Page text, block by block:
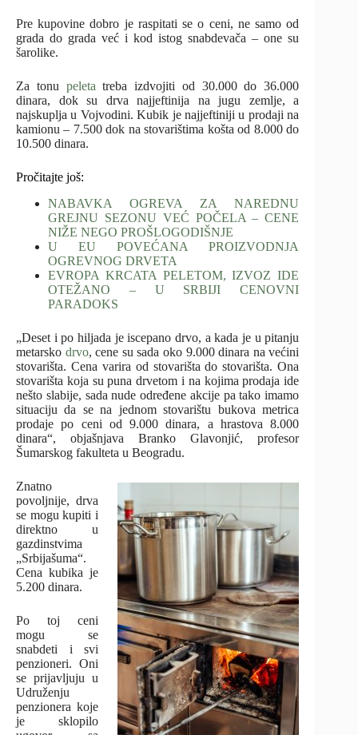
Pre kupovine dobro je raspitati se o ceni, ne samo od
grada do grada već i kod istog snabdevača – one su
šarolike.
Za tonu peleta treba izdvojiti od 30.000 do 36.000
dinara, dok su drva najjeftinija na jugu zemlje, a
najskuplja u Vojvodini. Kubik je najjeftiniji u prodaji na
kamionu – 7.500 dok na stovarištima košta od 8.000 do
10.500 dinara.
Pročitajte još:
NABAVKA OGREVA ZA NAREDNU
GREJNU SEZONU VEĆ POČELA – CENE
NIŽE NEGO PROŠLOGODIŠNJE
U EU POVEĆANA PROIZVODNJA
OGREVNOG DRVETA
EVROPA KRCATA PELETOM, IZVOZ IDE
OTEŽANO – U SRBIJI CENOVNI
PARADOKS
„Deset i po hiljada je iscepano drvo, a kada je u pitanju
metarsko drvo, cene su sada oko 9.000 dinara na većini
stovarišta. Cena varira od stovarišta do stovarišta. Ona
stovarišta koja su puna drvetom i na kojima prodaja ide
nešto slabije, sada nude određene akcije pa tako imamo
situaciju da se na jednom stovarištu bukova metrica
prodaje po ceni od 9.000 dinara, a hrastova 8.000
dinara“, objašnjava Branko Glavonjić, profesor
Šumarskog fakulteta u Beogradu.
Znatno
povoljnije, drva
se mogu kupiti i
direktno u
gazdinstvima
„Srbijašuma“.
Cena kubika je
5.200 dinara.
Po toj ceni
mogu se
snabdeti i svi
penzioneri. Oni
se prijavljuju u
Udruženju
penzionera koje
je sklopilo